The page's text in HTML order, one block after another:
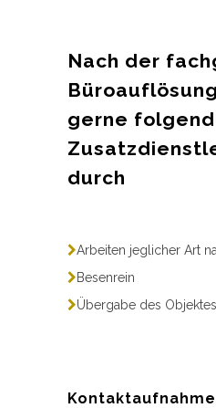
Nach der
gerne
durch
Arbeiten jeglicher Art
Besenrein
Übergabe des
Kontaktaufnahme